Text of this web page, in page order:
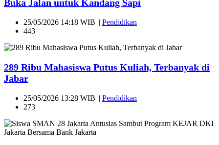
Buka Jalan untuk Kandang Sapi
25/05/2026 14:18 WIB || Pendidikan
443
289 Ribu Mahasiswa Putus Kuliah, Terbanyak di
Jabar
25/05/2026 13:28 WIB || Pendidikan
273